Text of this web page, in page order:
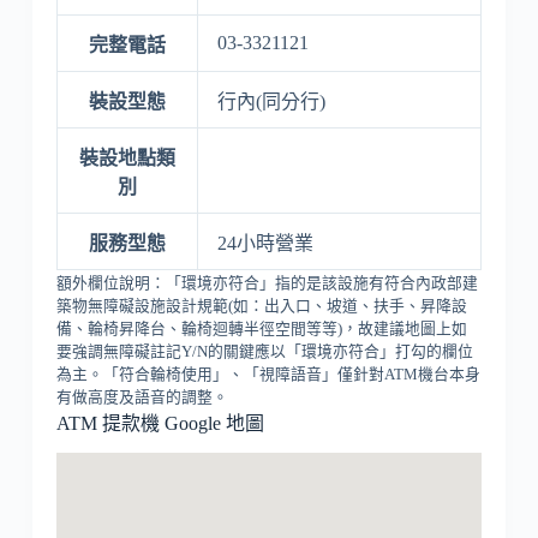
完整電話 03-3321121
裝設型態 行內(同分行)
裝設地點類
別
服務型態 24小時營業
額外欄位說明：「環境亦符合」指的是該設施有符合內政部建
築物無障礙設施設計規範(如：出入口、坡道、扶手、昇降設
備、輪椅昇降台、輪椅迴轉半徑空間等等)，故建議地圖上如
要強調無障礙註記Y/N的關鍵應以「環境亦符合」打勾的欄位
為主。「符合輪椅使用」、「視障語音」僅針對ATM機台本身
有做高度及語音的調整。
ATM 提款機 Google 地圖